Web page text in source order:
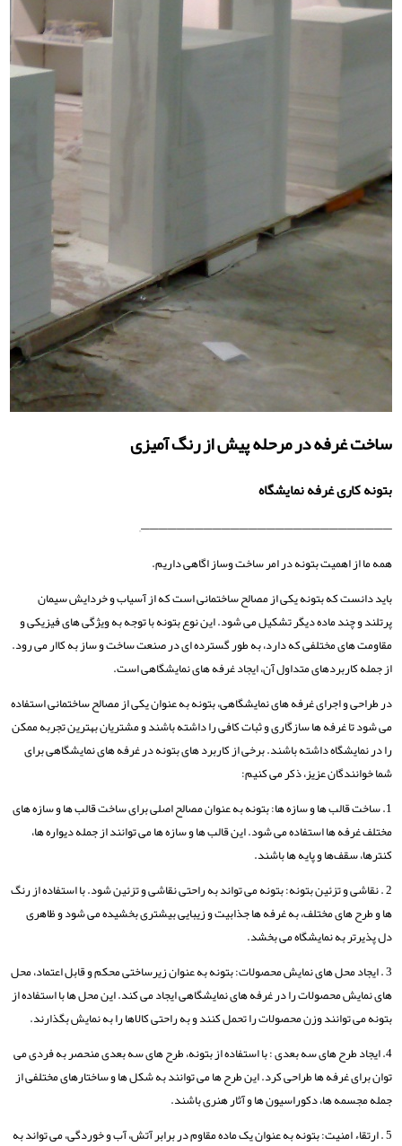
ساخت غرفه در مرحله پیش از رنگ آمیزی
بتونه کاری غرفه نمایشگاه
————————————————————————————–
همه ما از اهمیت بتونه در امر ساخت وساز اگاهی داریم.
باید دانست که بتونه یکی از مصالح ساختمانی است که از آسیاب و خردایش سیمان
پرتلند و چند ماده دیگر تشکیل می ‌شود. این نوع بتونه با توجه به ویژگی ‌های فیزیکی و
مقاومت ‌های مختلفی که دارد، به ‌طور گسترده ‌ای در صنعت ساخت و ساز به‌ کاار می‌ رود.
از جمله کاربردهای متداول آن، ایجاد غرفه‌ های نمایشگاهی است.
در طراحی و اجرای غرفه ‌های نمایشگاهی، بتونه به عنوان یکی از مصالح ساختمانی استفاده
می‌ شود تا غرفه‌ ها سازگاری و ثبات کافی را داشته باشند و مشتریان بهترین تجربه‌ ممکن
را در نمایشگاه داشته باشند. برخی از کاربرد های بتونه در غرفه ‌های نمایشگاهی برای
شما خوانندگان عزیز، ذکر می کنیم:
1. ساخت قالب ‌ها و سازه‌ ها: بتونه به عنوان مصالح اصلی برای ساخت قالب ‌ها و سازه‌ های
مختلف غرفه‌ ها استفاده می‌ شود. این قالب ‌ها و سازه‌ ها می‌ توانند از جمله دیواره ‌ها،
کنترها، سقف‌ها و پایه‌ ها باشند.
2 . نقاشی و تزئین بتونه: بتونه می ‌تواند به راحتی نقاشی و تزئین شود. با استفاده از رنگ
‌ها و طرح‌ های مختلف، به غرفه‌ ها جذابیت و زیبایی بیشتری بخشیده می ‌شود و ظاهری
دل ‌پذیرتر به نمایشگاه می‌ بخشد.
3 . ایجاد محل ‌های نمایش محصولات: بتونه به‌ عنوان زیرساختی محکم و قابل اعتماد، محل
‌های نمایش محصولات را در غرفه‌ های نمایشگاهی ایجاد می‌ کند. این محل ‌ها با استفاده از
بتونه می ‌توانند وزن محصولات را تحمل کنند و به ‌راحتی کالاها را به نمایش بگذارند.
4. ایجاد طرح‌ های سه بعدی : با استفاده از بتونه، طرح‌ های سه بعدی منحصر به فردی می‌
توان برای غرفه‌ ها طراحی کرد. این طرح ‌ها می ‌توانند به شکل‌ ها و ساختارهای مختلفی از
جمله مجسمه ‌ها، دکوراسیون‌ ها و آثار هنری باشند.
5 . ارتقاء امنیت: بتونه به ‌عنوان یک ماده مقاوم در برابر آتش، آب و خوردگی، می‌ تواند به